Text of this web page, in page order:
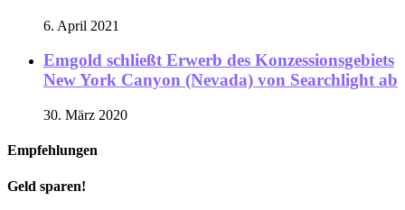
6. April 2021
Emgold schließt Erwerb des Konzessionsgebiets
New York Canyon (Nevada) von Searchlight ab
30. März 2020
Empfehlungen
Geld sparen!